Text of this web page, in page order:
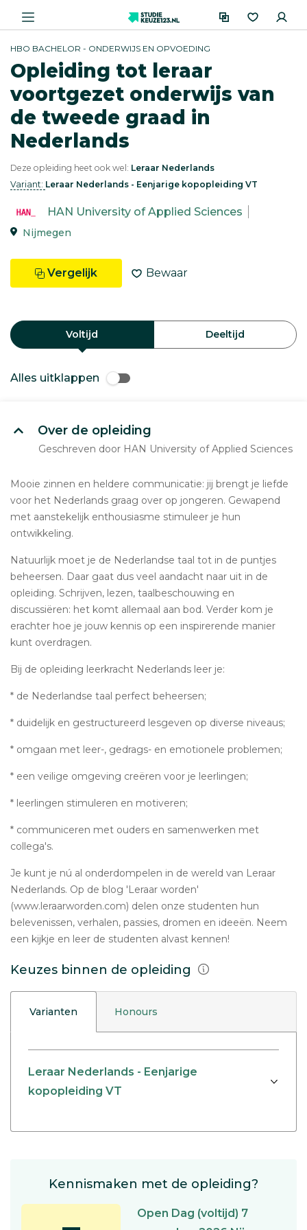
HBO BACHELOR - ONDERWIJS EN OPVOEDING
Opleiding tot leraar
voortgezet onderwijs van
de tweede graad in
Nederlands
Deze opleiding heet ook wel: Leraar Nederlands
Variant: Leraar Nederlands - Eenjarige kopopleiding VT
HAN University of Applied Sciences
Nijmegen
Vergelijk Bewaar
Voltijd Deeltijd
Alles uitklappen
Over de opleiding
Geschreven door HAN University of Applied Sciences
Mooie zinnen en heldere communicatie: jij brengt je liefde
voor het Nederlands graag over op jongeren. Gewapend
met aanstekelijk enthousiasme stimuleer je hun
ontwikkeling.
Natuurlijk moet je de Nederlandse taal tot in de puntjes
beheersen. Daar gaat dus veel aandacht naar uit in de
opleiding. Schrijven, lezen, taalbeschouwing en
discussiëren: het komt allemaal aan bod. Verder kom je
erachter hoe je jouw kennis op een inspirerende manier
kunt overdragen.
Bij de opleiding leerkracht Nederlands leer je:
* de Nederlandse taal perfect beheersen;
* duidelijk en gestructureerd lesgeven op diverse niveaus;
* omgaan met leer-, gedrags- en emotionele problemen;
* een veilige omgeving creëren voor je leerlingen;
* leerlingen stimuleren en motiveren;
* communiceren met ouders en samenwerken met
collega's.
Je kunt je nú al onderdompelen in de wereld van Leraar
Nederlands. Op de blog 'Leraar worden'
(www.leraarworden.com) delen onze studenten hun
belevenissen, verhalen, passies, dromen en ideeën. Neem
een kijkje en leer de studenten alvast kennen!
Keuzes binnen de opleiding
Varianten Honours
Leraar Nederlands - Eenjarige
kopopleiding VT
Kennismaken met de opleiding?
Open Dag (voltijd) 7